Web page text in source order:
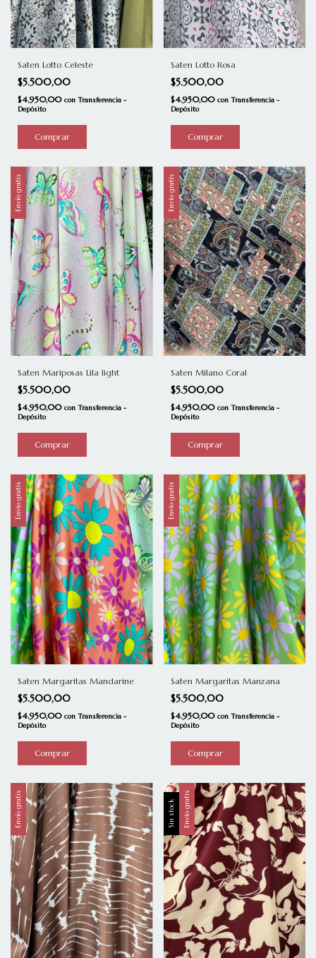
Saten Lotto Celeste
$5.500,00
$4.950,00 con Transferencia -
Depósito
Comprar
Saten Lotto Rosa
$5.500,00
$4.950,00 con Transferencia -
Depósito
Comprar
Envío gratis
Saten Mariposas Lila light
$5.500,00
$4.950,00 con Transferencia -
Depósito
Comprar
Envío gratis
Saten Milano Coral
$5.500,00
$4.950,00 con Transferencia -
Depósito
Comprar
Envío gratis
Saten Margaritas Mandarine
$5.500,00
$4.950,00 con Transferencia -
Depósito
Comprar
Envío gratis
Saten Margaritas Manzana
$5.500,00
$4.950,00 con Transferencia -
Depósito
Comprar
Envío gratis Sin stock Envío gratis